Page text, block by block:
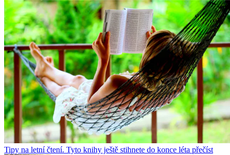
Tipy na letní čtení. Tyto knihy ještě stihnete do konce léta přečíst